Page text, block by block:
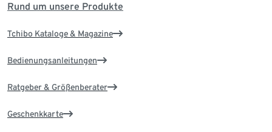
Rund um unsere Produkte
Tchibo Kataloge & Magazine
Bedienungsanleitungen
Ratgeber & Größenberater
Geschenkkarte